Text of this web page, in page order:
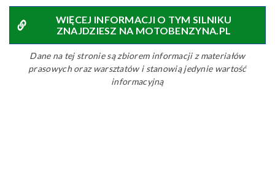
WIĘCEJ INFORMACJI O TYM SILNIKU
ZNAJDZIESZ NA MOTOBENZYNA.PL
Dane na tej stronie są zbiorem informacji z materiałów
prasowych oraz warsztatów i stanowią jedynie wartość
informacyjną